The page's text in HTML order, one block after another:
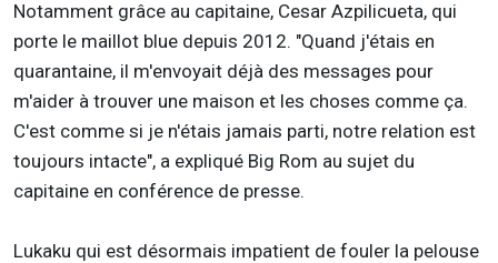
Notamment grâce au capitaine, Cesar Azpilicueta, qui
porte le maillot blue depuis 2012. "Quand j'étais en
quarantaine, il m'envoyait déjà des messages pour
m'aider à trouver une maison et les choses comme ça.
C'est comme si je n'étais jamais parti, notre relation est
toujours intacte", a expliqué Big Rom au sujet du
capitaine en conférence de presse.
Lukaku qui est désormais impatient de fouler la pelouse